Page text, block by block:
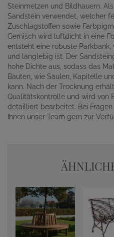
Steinmetzen und Bildhauern.
Sandstein verwendet, welcher
Zuschlagstoffen sowie
Gemisch wird luftdicht in eine
entsteht eine robuste
und langlebig ist. Der
hohe Dichte aus, sodass das
Bauten, wie Säulen, Kapitelle
kann. Nach der Trocknung
Qualitätskontrolle und wird von
detailliert bearbeitet. Bei
Ihnen unser Team gern zur